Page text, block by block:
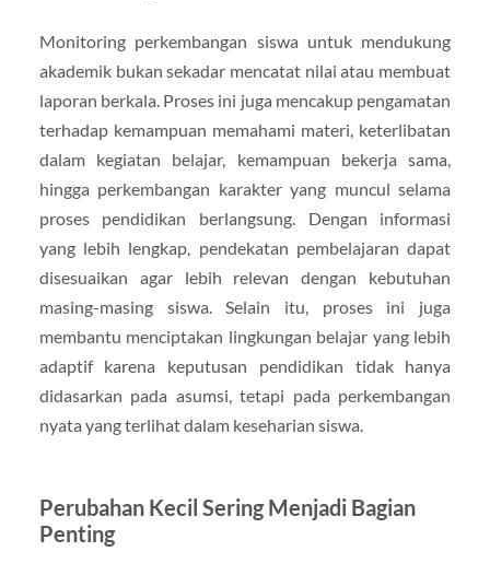
Monitoring perkembangan siswa untuk mendukung
akademik bukan sekadar mencatat nilai atau membuat
laporan berkala. Proses ini juga mencakup pengamatan
terhadap kemampuan memahami materi, keterlibatan
dalam kegiatan belajar, kemampuan bekerja sama,
hingga perkembangan karakter yang muncul selama
proses pendidikan berlangsung. Dengan informasi
yang lebih lengkap, pendekatan pembelajaran dapat
disesuaikan agar lebih relevan dengan kebutuhan
masing-masing siswa. Selain itu, proses ini juga
membantu menciptakan lingkungan belajar yang lebih
adaptif karena keputusan pendidikan tidak hanya
didasarkan pada asumsi, tetapi pada perkembangan
nyata yang terlihat dalam keseharian siswa.
Perubahan Kecil Sering Menjadi Bagian
Penting